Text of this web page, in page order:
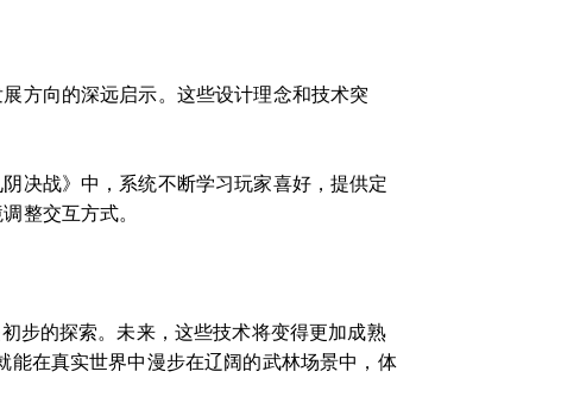
方向的深远启示。这些设计理念和技术突
决战》中，系统不断学习玩家喜好，提供定
整交互方式。
步的探索。未来，这些技术将变得更加成熟
在真实世界中漫步在辽阔的武林场景中，体